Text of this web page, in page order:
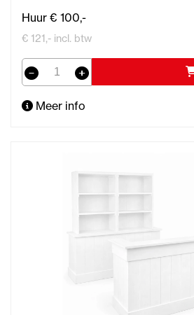
Huur € 100,-
€ 121,- incl. btw
Meer info